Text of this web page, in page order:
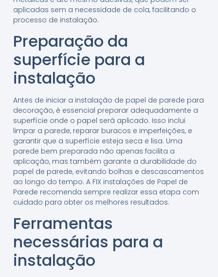
aplicadas sem a necessidade de cola, facilitando o
processo de instalação.
Preparação da
superfície para a
instalação
Antes de iniciar a instalação de papel de parede para
decoração, é essencial preparar adequadamente a
superfície onde o papel será aplicado. Isso inclui
limpar a parede, reparar buracos e imperfeições, e
garantir que a superfície esteja seca e lisa. Uma
parede bem preparada não apenas facilita a
aplicação, mas também garante a durabilidade do
papel de parede, evitando bolhas e descascamentos
ao longo do tempo. A FIX instalações de Papel de
Parede recomenda sempre realizar essa etapa com
cuidado para obter os melhores resultados.
Ferramentas
necessárias para a
instalação